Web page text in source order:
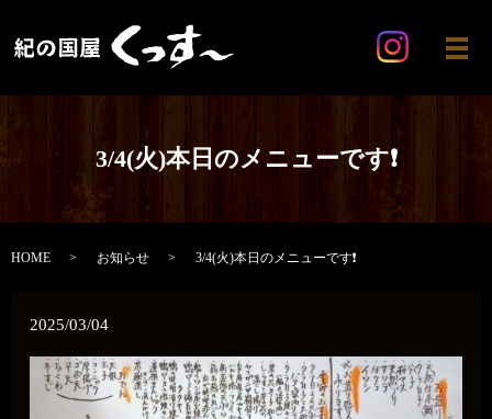
メ
3/4(火)本日のメニューです❗️
HOME お知らせ 3/4(火)本日のメニューです❗️
2025/03/04